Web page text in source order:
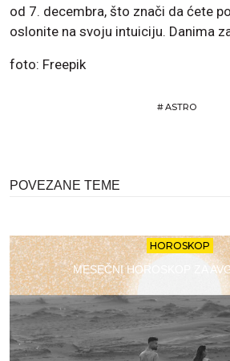
od 7. decembra, što znači da ćete
oslonite na svoju intuiciju. Danima
foto: Freepik
#ASTRO
POVEZANE TEME
HOROSKOP
MESEČNI HOROSKOP ZA